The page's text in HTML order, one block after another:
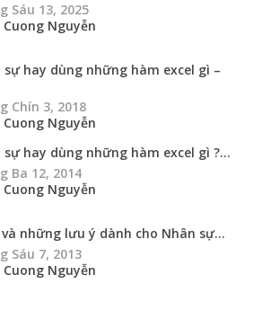
Sáu 13, 2025
Cuong Nguyễn
sự hay dùng những hàm excel gì –
Chín 3, 2018
Cuong Nguyễn
sự hay dùng những hàm excel gì ?...
Ba 12, 2014
Cuong Nguyễn
và những lưu ý dành cho Nhân sự...
Sáu 7, 2013
Cuong Nguyễn